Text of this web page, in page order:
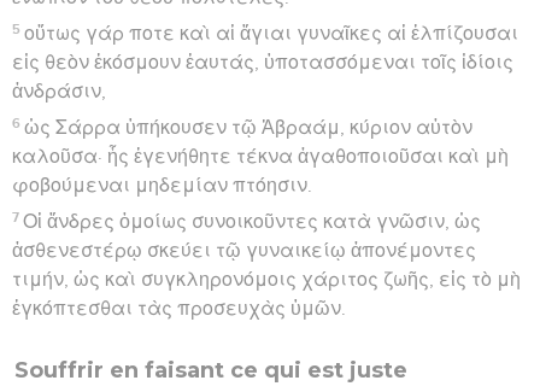
5 οὕτως γάρ ποτε καὶ αἱ ἅγιαι γυναῖκες αἱ ἐλπίζουσαι
εἰς θεὸν ἐκόσμουν ἑαυτάς, ὑποτασσόμεναι τοῖς ἰδίοις
ἀνδράσιν,
6 ὡς Σάρρα ὑπήκουσεν τῷ Ἀβραάμ, κύριον αὐτὸν
καλοῦσα· ἧς ἐγενήθητε τέκνα ἀγαθοποιοῦσαι καὶ μὴ
φοβούμεναι μηδεμίαν πτόησιν.
7 Οἱ ἄνδρες ὁμοίως συνοικοῦντες κατὰ γνῶσιν, ὡς
ἀσθενεστέρῳ σκεύει τῷ γυναικείῳ ἀπονέμοντες
τιμήν, ὡς καὶ συγκληρονόμοις χάριτος ζωῆς, εἰς τὸ μὴ
ἐγκόπτεσθαι τὰς προσευχὰς ὑμῶν.
Souffrir en faisant ce qui est juste